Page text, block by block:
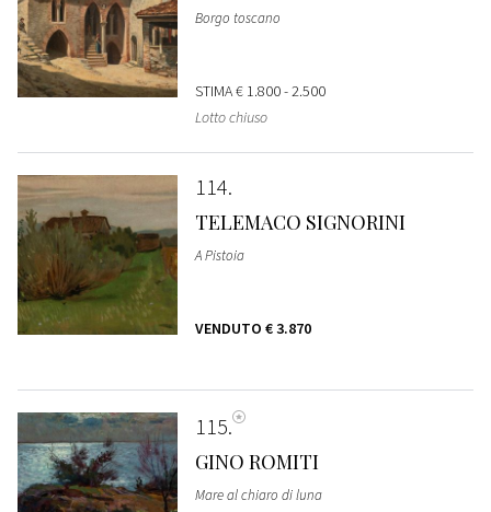
Borgo toscano
STIMA€ 1.800 - 2.500
Lotto chiuso
114
TELEMACO SIGNORINI
A Pistoia
VENDUTO € 3.870
115
GINO ROMITI
Mare al chiaro di luna